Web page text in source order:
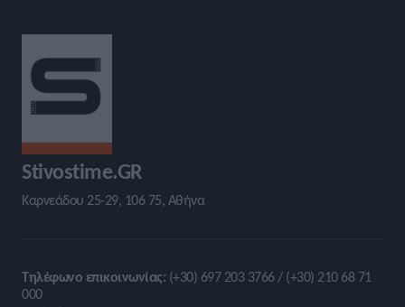
Stivostime.GR
Καρνεάδου 25-29, 106 75, Αθήνα
Τηλέφωνο επικοινωνίας: (+30) 697 203 3766 / (+30) 210 68 71
000